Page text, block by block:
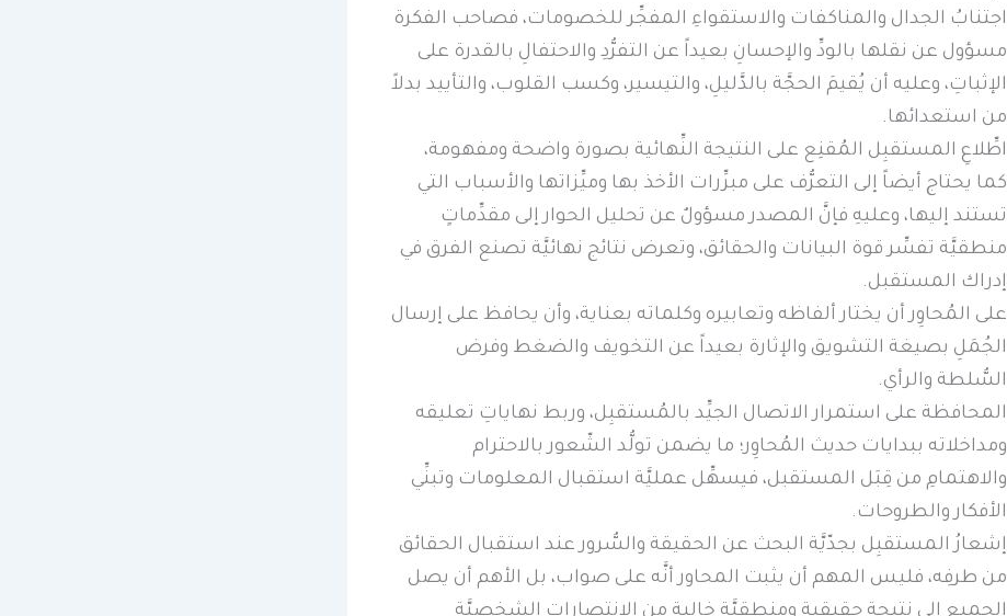
اجتنابُ الجدال والمناكفات والاستقواءِ المفجِّر للخصومات، فصاحب الفكرة
مسؤول عن نقلها بالودِّ والإحسانِ بعيداً عن التفرُّدِ والاحتفالِ بالقدرة على
الإثباتِ، وعليه أن يُقيمَ الحجَّة بالدَّليلِ، والتيسير، وكسب القلوب، والتأييد بدلاً
من استعدائها.
اطِّلاعِ المستقبِل المُقنِع على النتيجة النِّهائية بصورة واضحة ومفهومة،
كما يحتاج أيضاً إلى التعرُّف على مبرِّرات الأخذ بها وميِّزاتها والأسباب التي
تستند إليها، وعليهِ فإنَّ المصدر مسؤولٌ عن تحليل الحوار إلى مقدِّماتٍ
منطقيَّة تفسِّر قوة البيانات والحقائق، وتعرض نتائج نهائيَّة تصنع الفرق في
إدراك المستقبل.
على المُحاوِر أن يختار ألفاظه وتعابيره وكلماته بعناية، وأن يحافظ على إرسال
الجُمَلِ بصيغة التشويق والإثارة بعيداً عن التخويف والضغط وفرض
السُّلطة والرأي.
المحافظة على استمرار الاتصال الجيِّد بالمُستقبِل، وربط نهاياتِ تعليقه
ومداخلاته ببدايات حديث المُحاوِر؛ ما يضمن تولُّد الشّعور بالاحترام
والاهتمامِ من قِبَل المستقبل، فيسهِّل عمليَّة استقبال المعلومات وتبنِّي
الأفكار والطروحات.
إشعارُ المستقبِل بجدّيَّة البحث عن الحقيقة والسُّرور عند استقبال الحقائق
من طرفِه، فليس المهم أن يثبت المحاور أنَّه على صواب، بل الأهم أن يصل